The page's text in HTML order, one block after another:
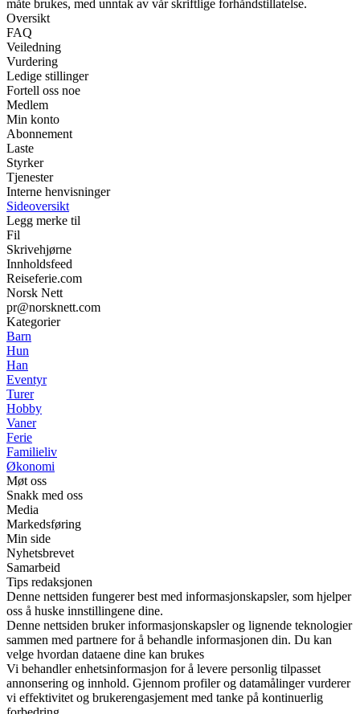
måte brukes, med unntak av vår skriftlige forhåndstillatelse.
Oversikt
FAQ
Veiledning
Vurdering
Ledige stillinger
Fortell oss noe
Medlem
Min konto
Abonnement
Laste
Styrker
Tjenester
Interne henvisninger
Sideoversikt
Legg merke til
Fil
Skrivehjørne
Innholdsfeed
Reiseferie.com
Norsk Nett
pr@norsknett.com
Kategorier
Barn
Hun
Han
Eventyr
Turer
Hobby
Vaner
Ferie
Familieliv
Økonomi
Møt oss
Snakk med oss
Media
Markedsføring
Min side
Nyhetsbrevet
Samarbeid
Tips redaksjonen
Denne nettsiden fungerer best med informasjonskapsler, som hjelper
oss å huske innstillingene dine.
Denne nettsiden bruker informasjonskapsler og lignende teknologier
sammen med partnere for å behandle informasjonen din. Du kan
velge hvordan dataene dine kan brukes
Vi behandler enhetsinformasjon for å levere personlig tilpasset
annonsering og innhold. Gjennom profiler og datamålinger vurderer
vi effektivitet og brukerengasjement med tanke på kontinuerlig